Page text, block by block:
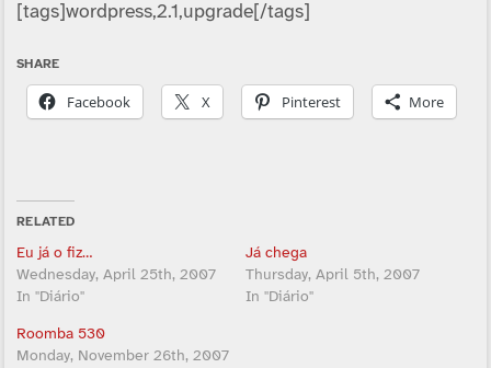
[tags]wordpress,2.1,upgrade[/tags]
SHARE
Facebook X Pinterest More
RELATED
Eu já o fiz…
Wednesday, April 25th, 2007
In "Diário"
Já chega
Thursday, April 5th, 2007
In "Diário"
Roomba 530
Monday, November 26th, 2007